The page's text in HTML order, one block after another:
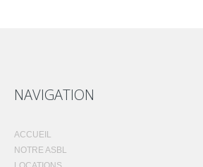
NAVIGATION
ACCUEIL
NOTRE ASBL